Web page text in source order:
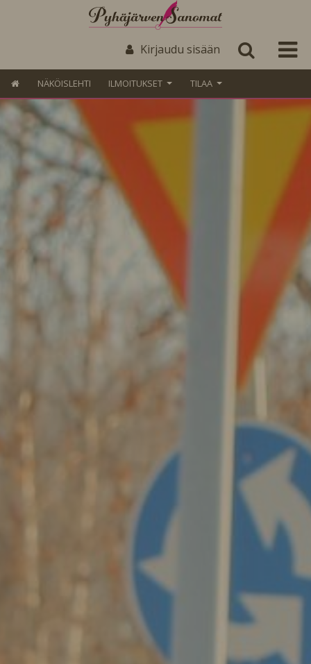
Kirjaudu sisään
NÄKÖISLEHTI ILMOITUKSET TILAA